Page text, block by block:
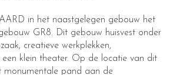
in het naastgelegen gebouw het
GR8. Dit gebouw huisvest onder
creatieve werkplekken,
een klein theater. Op de locatie van dit
monumentale pand aan de